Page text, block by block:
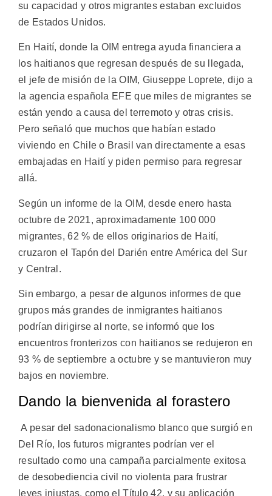
su capacidad y otros migrantes estaban excluidos
de Estados Unidos.
En Haití, donde la OIM entrega ayuda financiera a
los haitianos que regresan después de su llegada,
el jefe de misión de la OIM, Giuseppe Loprete, dijo a
la agencia española EFE que miles de migrantes se
están yendo a causa del terremoto y otras crisis.
Pero señaló que muchos que habían estado
viviendo en Chile o Brasil van directamente a esas
embajadas en Haití y piden permiso para regresar
allá.
Según un informe de la OIM, desde enero hasta
octubre de 2021, aproximadamente 100 000
migrantes, 62 % de ellos originarios de Haití,
cruzaron el Tapón del Darién entre América del Sur
y Central.
Sin embargo, a pesar de algunos informes de que
grupos más grandes de inmigrantes haitianos
podrían dirigirse al norte, se informó que los
encuentros fronterizos con haitianos se redujeron en
93 % de septiembre a octubre y se mantuvieron muy
bajos en noviembre.
Dando la bienvenida al forastero
A pesar del sadonacionalismo blanco que surgió en
Del Río, los futuros migrantes podrían ver el
resultado como una campaña parcialmente exitosa
de desobediencia civil no violenta para frustrar
leyes injustas, como el Título 42, y su aplicación